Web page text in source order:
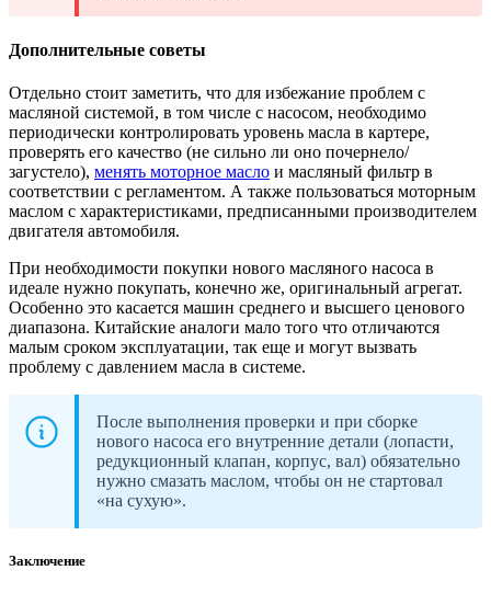
Дополнительные советы
Отдельно стоит заметить, что для избежание проблем с
масляной системой, в том числе с насосом, необходимо
периодически контролировать уровень масла в картере,
проверять его качество (не сильно ли оно почернело/
загустело), менять моторное масло и масляный фильтр в
соответствии с регламентом. А также пользоваться моторным
маслом с характеристиками, предписанными производителем
двигателя автомобиля.
При необходимости покупки нового масляного насоса в
идеале нужно покупать, конечно же, оригинальный агрегат.
Особенно это касается машин среднего и высшего ценового
диапазона. Китайские аналоги мало того что отличаются
малым сроком эксплуатации, так еще и могут вызвать
проблему с давлением масла в системе.
После выполнения проверки и при сборке
нового насоса его внутренние детали (лопасти,
редукционный клапан, корпус, вал) обязательно
нужно смазать маслом, чтобы он не стартовал
«на сухую».
Заключение